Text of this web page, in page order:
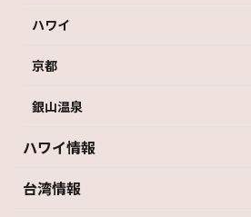
ハワイ
京都
銀山温泉
ハワイ情報
台湾情報